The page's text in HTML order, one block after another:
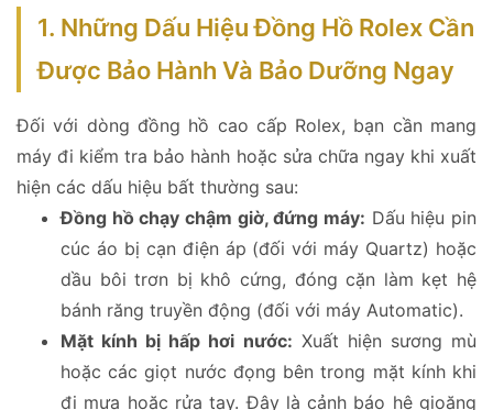
1. Những Dấu Hiệu Đồng Hồ Rolex Cần
Được Bảo Hành Và Bảo Dưỡng Ngay
Đối với dòng đồng hồ cao cấp Rolex, bạn cần mang
máy đi kiểm tra bảo hành hoặc sửa chữa ngay khi xuất
hiện các dấu hiệu bất thường sau:
Đồng hồ chạy chậm giờ, đứng máy: Dấu hiệu pin
cúc áo bị cạn điện áp (đối với máy Quartz) hoặc
dầu bôi trơn bị khô cứng, đóng cặn làm kẹt hệ
bánh răng truyền động (đối với máy Automatic).
Mặt kính bị hấp hơi nước: Xuất hiện sương mù
hoặc các giọt nước đọng bên trong mặt kính khi
đi mưa hoặc rửa tay. Đây là cảnh báo hệ gioăng